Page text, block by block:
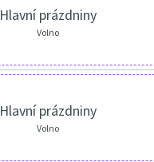
Hlavní prázdniny
Volno
Hlavní prázdniny
Volno